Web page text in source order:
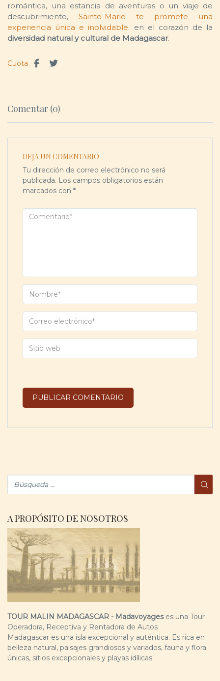
romántica, una estancia de aventuras o un viaje de
descubrimiento, Sainte-Marie te promete una
experiencia única e inolvidable. en el corazón de la
diversidad natural y cultural de Madagascar.
Cuota
Comentar (0)
DEJA UN COMENTARIO
Tu dirección de correo electrónico no será
publicada. Los campos obligatorios están
marcados con *
A PROPÓSITO DE NOSOTROS
TOUR MALIN MADAGASCAR - Madavoyageses una Tour
Operadora, Receptiva y Rentadora de Autos
Madagascar es una isla excepcional y auténtica. Es rica en
belleza natural, paisajes grandiosos y variados, fauna y flora
únicas, sitios excepcionales y playas idílicas.